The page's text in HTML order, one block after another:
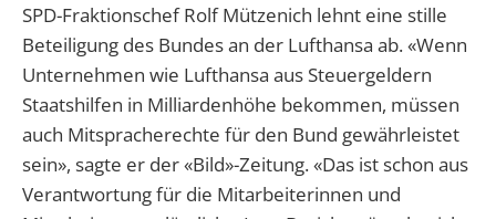
SPD-Fraktionschef Rolf Mützenich lehnt eine stille
Beteiligung des Bundes an der Lufthansa ab. «Wenn
Unternehmen wie Lufthansa aus Steuergeldern
Staatshilfen in Milliardenhöhe bekommen, müssen
auch Mitspracherechte für den Bund gewährleistet
sein», sagte er der «Bild»-Zeitung. «Das ist schon aus
Verantwortung für die Mitarbeiterinnen und